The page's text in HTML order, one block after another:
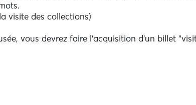
visite des collections)
vous devrez faire l'acquisition d'un billet